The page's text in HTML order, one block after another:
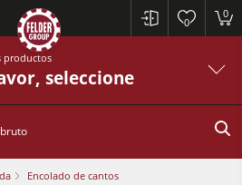
0
0
productos
seleccione
bruto
Encolado de cantos